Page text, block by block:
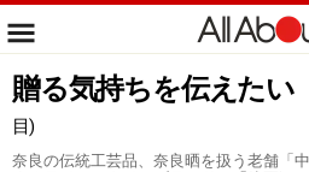
贈る気持ちを伝えた
目)
奈良の伝統工芸品、奈良晒を扱う老舗「